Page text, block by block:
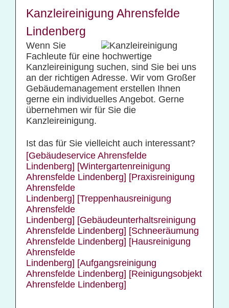
Kanzleireinigung Ahrensfelde
Lindenberg
Wenn Sie
Fachleute für eine hochwertige
Kanzleireinigung suchen, sind Sie bei uns
an der richtigen Adresse. Wir vom Großer
Gebäudemanagement erstellen Ihnen
gerne ein individuelles Angebot. Gerne
übernehmen wir für Sie die
Kanzleireinigung.
Ist das für Sie vielleicht auch interessant?
[Gebäudeservice Ahrensfelde
Lindenberg] [Wintergartenreinigung
Ahrensfelde Lindenberg] [Praxisreinigung
Ahrensfelde
Lindenberg] [Treppenhausreinigung
Ahrensfelde
Lindenberg] [Gebäudeunterhaltsreinigung
Ahrensfelde Lindenberg] [Schneeräumung
Ahrensfelde Lindenberg] [Hausreinigung
Ahrensfelde
Lindenberg] [Aufgangsreinigung
Ahrensfelde Lindenberg] [Reinigungsobjekt
Ahrensfelde Lindenberg]